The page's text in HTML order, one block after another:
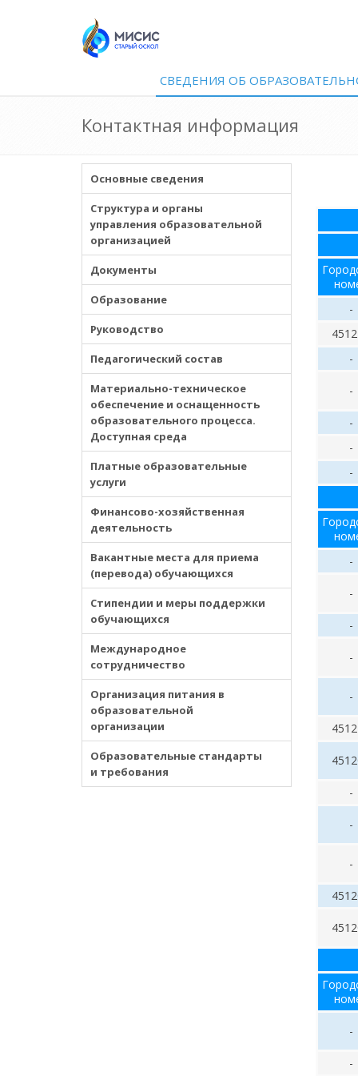
СВЕДЕНИЯ ОБ
Контактная информация
Основные сведения
Структура и органы
управления образовательной
организацией
Документы
Образование
Руководство
Педагогический состав
Материально-техническое
обеспечение и оснащенность
образовательного процесса.
Доступная среда
Платные образовательные
услуги
Финансово-хозяйственная
деятельность
Вакантные места для приема
(перевода) обучающихся
Стипендии и меры поддержки
обучающихся
Международное
сотрудничество
Организация питания в
образовательной
организации
Образовательные стандарты
и требования
-
-
-
-
-
-
-
-
-
-
-
-
-
-
-
-